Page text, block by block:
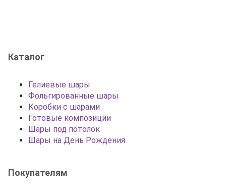
Каталог
Гелиевые шары
Фольгированные шары
Коробки с шарами
Готовые композиции
Шары под потолок
Шары на День Рождения
Покупателям